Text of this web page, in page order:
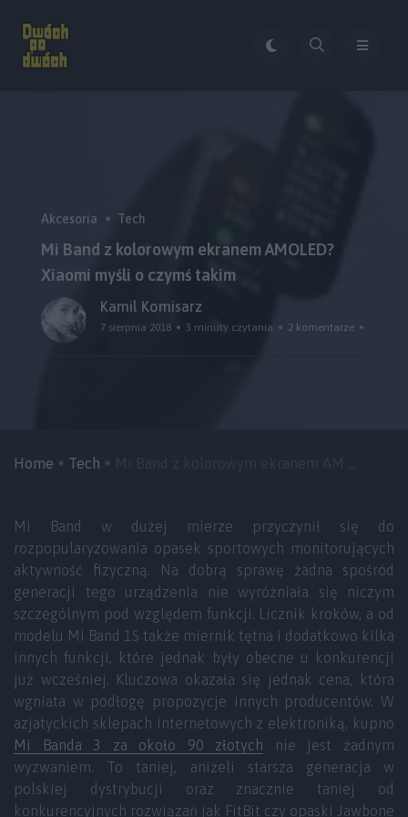
Akcesoria Tech
Mi Band z kolorowym ekranem AMOLED?
Xiaomi myśli o czymś takim
Kamil Komisarz
7 sierpnia 2018 3 minuty czytania 2 komentarze
Home Tech
Mi Band
w dużej mierze przyczynił się do
rozpopularyzowania opasek sportowych monitorujących
aktywność fizyczną. Na dobrą sprawę żadna spośród
generacji tego urządzenia nie wyróżniała się niczym
szczególnym pod względem funkcji. Licznik kroków, a od
modelu Mi Band 1S także miernik tętna i dodatkowo kilka
innych funkcji, które jednak były obecne u konkurencji
już wcześniej. Kluczowa okazała się jednak cena, która
wgniata w podłogę propozycje innych producentów. W
azjatyckich sklepach internetowych z elektroniką, kupno
Mi Banda 3 za około 90 złotych nie jest żadnym
wyzwaniem. To taniej, aniżeli starsza generacja w
polskiej dystrybucji oraz znacznie taniej od
konkurencyjnych rozwiązań jak FitBit czy opaski Jawbone